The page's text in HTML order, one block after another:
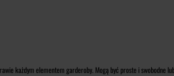
każdym elementem garderoby. Mogą być proste i swobodne